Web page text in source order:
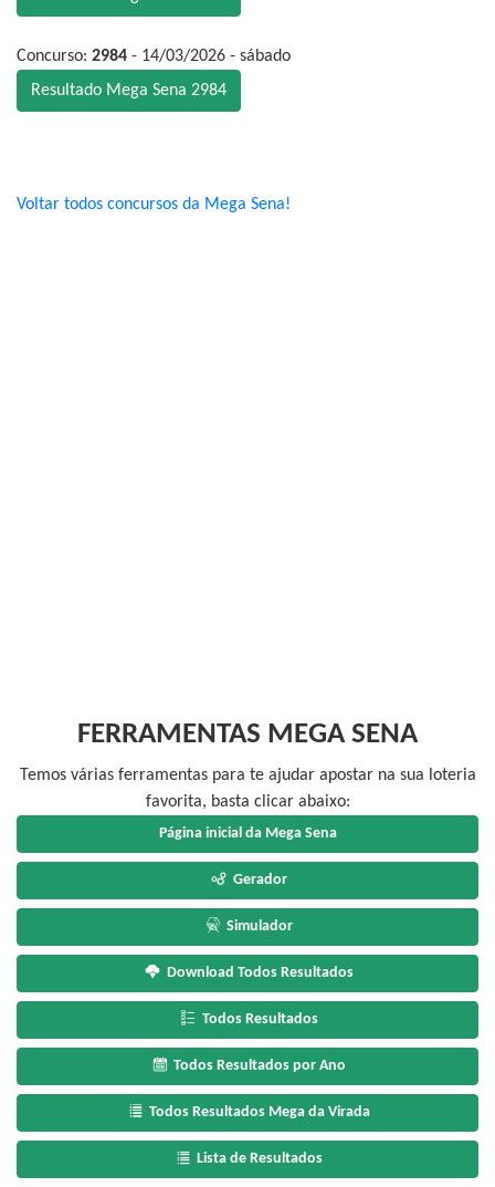
Concurso: 2984 - 14/03/2026 - sábado
Resultado Mega Sena 2984
Voltar todos concursos da Mega Sena!
FERRAMENTAS MEGA SENA
Temos várias ferramentas para te ajudar apostar na sua loteria
favorita, basta clicar abaixo:
Página inicial da Mega Sena
Gerador
Simulador
Download Todos Resultados
Todos Resultados
Todos Resultados por Ano
Todos Resultados Mega da Virada
Lista de Resultados